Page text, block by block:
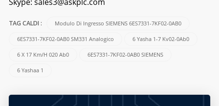
TAG CALDI : Modulo Di Ingresso SIEMENS 6ES7331-7KF02-0AB0
6ES7331-7KF02-0AB0 SM331 Analogico 6 Yasha 1-7 Kv02-0Ab0
6 X 17 Km/h 020 Ab0 6ES7331-7KF02-0AB0 SIEMENS
6 Yashaa 1